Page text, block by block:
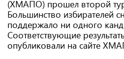
(ХМАПО) прошел второй
Большинство избирателей
поддержало ни одного
Соответствующие
опубликовали на сайте